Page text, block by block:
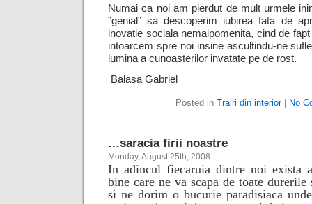
Numai ca noi am pierdut de mult urmele
”genial” sa descoperim iubirea fata de
inovatie sociala nemaipomenita, cind de
intoarcem spre noi insine ascultindu-ne
lumina a cunoasterilor invatate pe de rost.
Balasa Gabriel
Posted in Trairi din interior| No
…saracia firii noastre
Monday, August 25th, 2008
In adincul fiecaruia dintre noi exista
bine care ne va scapa de toate
si ne dorim o bucurie paradisiaca